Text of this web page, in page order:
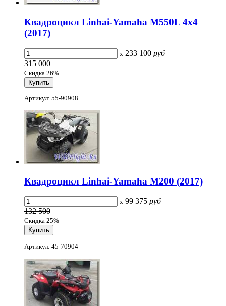
Квадроцикл Linhai-Yamaha M550L 4x4
(2017)
x 233 100 руб
315 000
Скидка 26%
Артикул: 55-90908
Квадроцикл Linhai-Yamaha M200 (2017)
x 99 375 руб
132 500
Скидка 25%
Артикул: 45-70904